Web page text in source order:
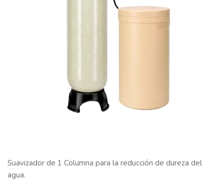
Suavizador de 1 Columna para la reducción de dureza del
agua.